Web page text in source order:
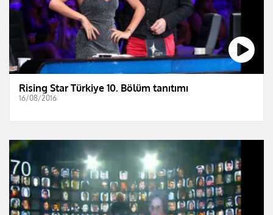
Rising Star Türkiye 10. Bölüm tanıtımı
16/08/2016